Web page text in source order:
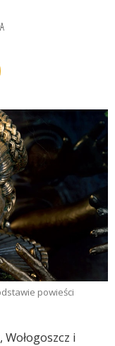
powieści
i